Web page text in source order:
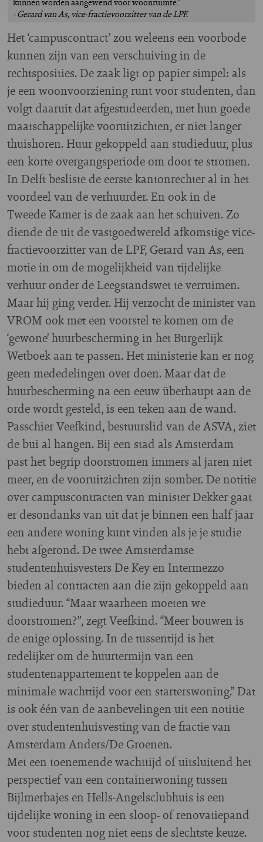
- Gerard van As, vice-fractievoorzitter van de LPF.
Het ‘campuscontract’ zou weleens een voorbode
kunnen zijn van een verschuiving in de
rechtsposities. De zaak ligt op papier simpel: als
je een woonvoorziening runt voor studenten, dan
volgt daaruit dat afgestudeerden, met hun goede
maatschappelijke vooruitzichten, er niet langer
thuishoren. Huur gekoppeld aan studieduur, plus
een korte overgangsperiode om door te stromen.
In Delft besliste de eerste kantonrechter al in het
voordeel van de verhuurder. En ook in de
Tweede Kamer is de zaak aan het schuiven. Zo
diende de uit de vastgoedwereld afkomstige vice-
fractievoorzitter van de LPF, Gerard van As, een
motie in om de mogelijkheid van tijdelijke
verhuur onder de Leegstandswet te verruimen.
Maar hij ging verder. Hij verzocht de minister van
VROM ook met een voorstel te komen om de
‘gewone’ huurbescherming in het Burgerlijk
Wetboek aan te passen. Het ministerie kan er nog
geen mededelingen over doen. Maar dat de
huurbescherming na een eeuw überhaupt aan de
orde wordt gesteld, is een teken aan de wand.
Passchier Veefkind, bestuurslid van de ASVA, ziet
de bui al hangen. Bij een stad als Amsterdam
past het begrip doorstromen immers al jaren niet
meer, en de vooruitzichten zijn somber. De notitie
over campuscontracten van minister Dekker gaat
er desondanks van uit dat je binnen een half jaar
een andere woning kunt vinden als je je studie
hebt afgerond. De twee Amsterdamse
studentenhuisvesters De Key en Intermezzo
bieden al contracten aan die zijn gekoppeld aan
studieduur. “Maar waarheen moeten we
doorstromen?”, zegt Veefkind. “Meer bouwen is
de enige oplossing. In de tussentijd is het
redelijker om de huurtermijn van een
studentenappartement te koppelen aan de
minimale wachttijd voor een starterswoning.” Dat
is ook één van de aanbevelingen uit een notitie
over studentenhuisvesting van de fractie van
Amsterdam Anders/De Groenen.
Met een toenemende wachttijd of uitsluitend het
perspectief van een containerwoning tussen
Bijlmerbajes en Hells-Angelsclubhuis is een
tijdelijke woning in een sloop- of renovatiepand
voor studenten nog niet eens de slechtste keuze.